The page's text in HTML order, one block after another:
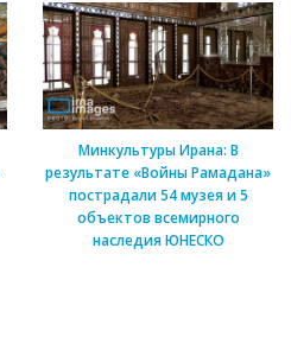
Минкультуры Ирана: В
результате «Войны Рамадана»
пострадали 54 музея и 5
объектов всемирного
наследия ЮНЕСКО